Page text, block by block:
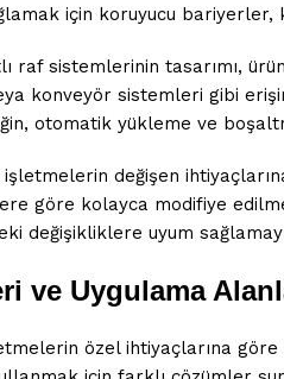
için koruyucu
raf sistemlerinin tasarımı,
konveyör sistemleri gibi
otomatik yükleme ve
değişen
göre kolayca modifiye
değişikliklere uyum
ve Uygulama
özel ihtiyaçlarına